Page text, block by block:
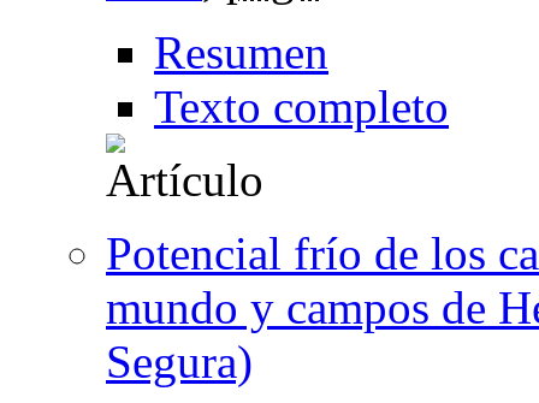
Resumen
Texto completo
Potencial frío de los
mundo y campos de
Segura)